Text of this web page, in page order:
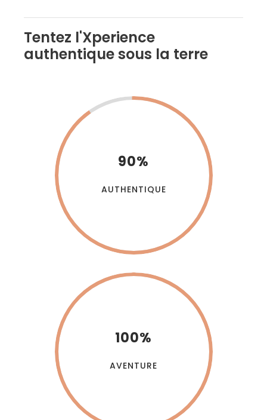
Tentez l'Xperience
authentique sous la terre
90%
AUTHENTIQUE
100%
AVENTURE